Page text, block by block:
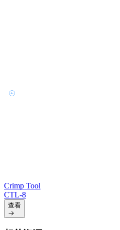
Crimp Tool
CTL-8
查看